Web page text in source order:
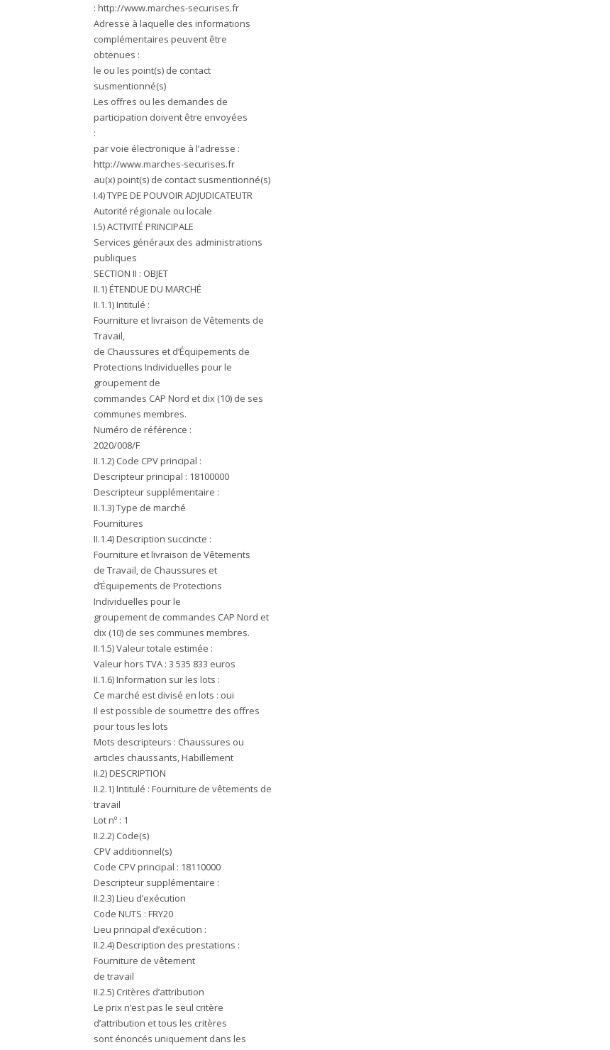
: http://www.marches-securises.fr
Adresse à laquelle des informations
complémentaires peuvent être
obtenues :
le ou les point(s) de contact
susmentionné(s)
Les offres ou les demandes de
participation doivent être envoyées
:
par voie électronique à l’adresse :
http://www.marches-securises.fr
au(x) point(s) de contact susmentionné(s)
I.4) TYPE DE POUVOIR ADJUDICATEUTR
Autorité régionale ou locale
I.5) ACTIVITÉ PRINCIPALE
Services généraux des administrations
publiques
SECTION II : OBJET
II.1) ÉTENDUE DU MARCHÉ
II.1.1) Intitulé :
Fourniture et livraison de Vêtements de
Travail,
de Chaussures et d’Équipements de
Protections Individuelles pour le
groupement de
commandes CAP Nord et dix (10) de ses
communes membres.
Numéro de référence :
2020/008/F
II.1.2) Code CPV principal :
Descripteur principal : 18100000
Descripteur supplémentaire :
II.1.3) Type de marché
Fournitures
II.1.4) Description succincte :
Fourniture et livraison de Vêtements
de Travail, de Chaussures et
d’Équipements de Protections
Individuelles pour le
groupement de commandes CAP Nord et
dix (10) de ses communes membres.
II.1.5) Valeur totale estimée :
Valeur hors TVA : 3 535 833 euros
II.1.6) Information sur les lots :
Ce marché est divisé en lots : oui
Il est possible de soumettre des offres
pour tous les lots
Mots descripteurs : Chaussures ou
articles chaussants, Habillement
II.2) DESCRIPTION
II.2.1) Intitulé : Fourniture de vêtements de
travail
Lot nº : 1
II.2.2) Code(s)
CPV additionnel(s)
Code CPV principal : 18110000
Descripteur supplémentaire :
II.2.3) Lieu d’exécution
Code NUTS : FRY20
Lieu principal d’exécution :
II.2.4) Description des prestations :
Fourniture de vêtement
de travail
II.2.5) Critères d’attribution
Le prix n’est pas le seul critère
d’attribution et tous les critères
sont énoncés uniquement dans les